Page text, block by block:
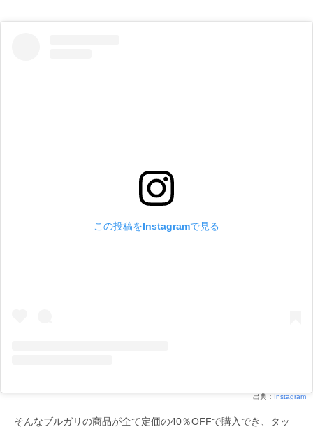
この投稿をInstagramで見る
出典： Instagram
そんなブルガリの商品が全て定価の40％OFFで購入でき、タッ